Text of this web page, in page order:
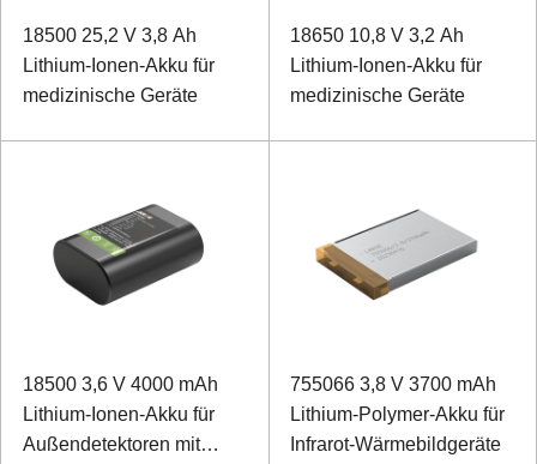
18500 25,2 V 3,8 Ah
Lithium-Ionen-Akku für
medizinische Geräte
18650 10,8 V 3,2 Ah
Lithium-Ionen-Akku für
medizinische Geräte
18500 3,6 V 4000 mAh
Lithium-Ionen-Akku für
Außendetektoren mit
755066 3,8 V 3700 mAh
Lithium-Polymer-Akku für
Infrarot-Wärmebildgeräte